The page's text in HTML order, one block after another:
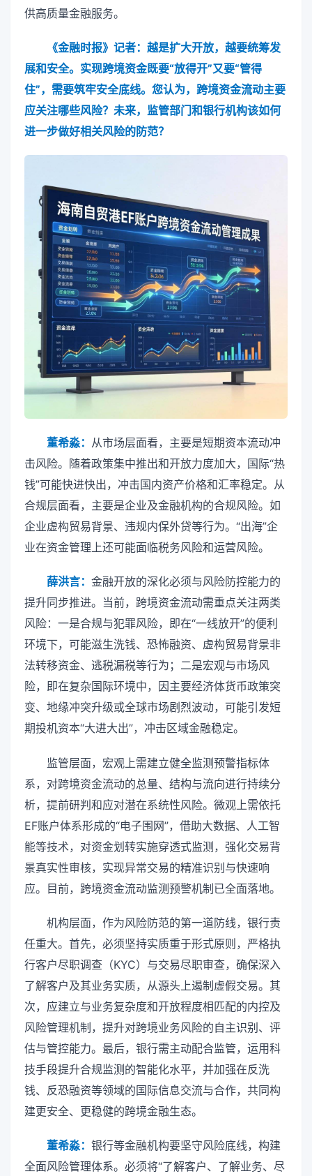
供高质量金融服务。
《金融时报》记者：越是扩大开放，越要统筹发
展和安全。实现跨境资金既要“放得开”又要“管得
住”，需要筑牢安全底线。您认为，跨境资金流动主要
应关注哪些风险？未来，监管部门和银行机构该如何
进一步做好相关风险的防范？
董希淼： 从市场层面看，主要是短期资本流动冲
击风险。随着政策集中推出和开放力度加大，国际“热
钱”可能快进快出，冲击国内资产价格和汇率稳定。从
合规层面看，主要是企业及金融机构的合规风险。如
企业虚构贸易背景、违规内保外贷等行为。“出海”企
业在资金管理上还可能面临税务风险和运营风险。
薛洪言： 金融开放的深化必须与风险防控能力的
提升同步推进。当前，跨境资金流动需重点关注两类
风险：一是合规与犯罪风险，即在“一线放开”的便利
环境下，可能滋生洗钱、恐怖融资、虚构贸易背景非
法转移资金、逃税漏税等行为；二是宏观与市场风
险，即在复杂国际环境中，因主要经济体货币政策突
变、地缘冲突升级或全球市场剧烈波动，可能引发短
期投机资本“大进大出”，冲击区域金融稳定。
监管层面，宏观上需建立健全监测预警指标体
系，对跨境资金流动的总量、结构与流向进行持续分
析，提前研判和应对潜在系统性风险。微观上需依托
EF账户体系形成的“电子围网”，借助大数据、人工智
能等技术，对资金划转实施穿透式监测，强化交易背
景真实性审核，实现异常交易的精准识别与快速响
应。目前，跨境资金流动监测预警机制已全面落地。
机构层面，作为风险防范的第一道防线，银行责
任重大。首先，必须坚持实质重于形式原则，严格执
行客户尽职调查（KYC）与交易尽职审查，确保深入
了解客户及其业务实质，从源头上遏制虚假交易。其
次，应建立与业务复杂度和开放程度相匹配的内控及
风险管理机制，提升对跨境业务风险的自主识别、评
估与管控能力。最后，银行需主动配合监管，运用科
技手段提升合规监测的智能化水平，并加强在反洗
钱、反恐融资等领域的国际信息交流与合作，共同构
建更安全、更稳健的跨境金融生态。
董希淼： 银行等金融机构要坚守风险底线，构建
全面风险管理体系。必须将“了解客户、了解业务、尽